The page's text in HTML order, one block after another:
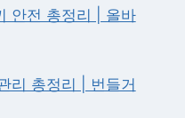
안전 총정리 | 올바
리 총정리 | 번들거